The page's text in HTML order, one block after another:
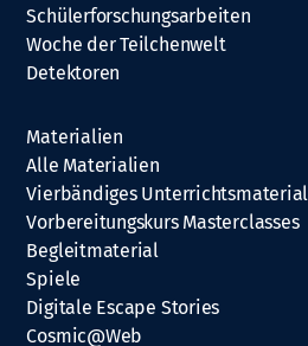
Schülerforschungsarbeiten
Woche der Teilchenwelt
Detektoren
Materialien
Alle Materialien
Vierbändiges Unterrichtsmaterial
Vorbereitungskurs Masterclasses
Begleitmaterial
Spiele
Digitale Escape Stories
Cosmic@Web